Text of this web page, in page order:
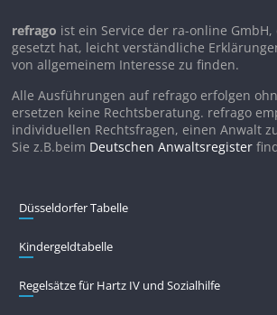
refrago ist ein Service der ra-online
gesetzt hat, leicht verständliche
von allgemeinem Interesse zu finden.
Alle Ausführungen auf refrago erfolgen
ersetzen keine Rechtsberatung. refrago
individuellen Rechtsfragen, einen Anwalt
Sie z.B.beim Deutschen Anwaltsregister
Düsseldorfer Tabelle
Kindergeldtabelle
Regelsätze für Hartz IV und Sozialhilfe